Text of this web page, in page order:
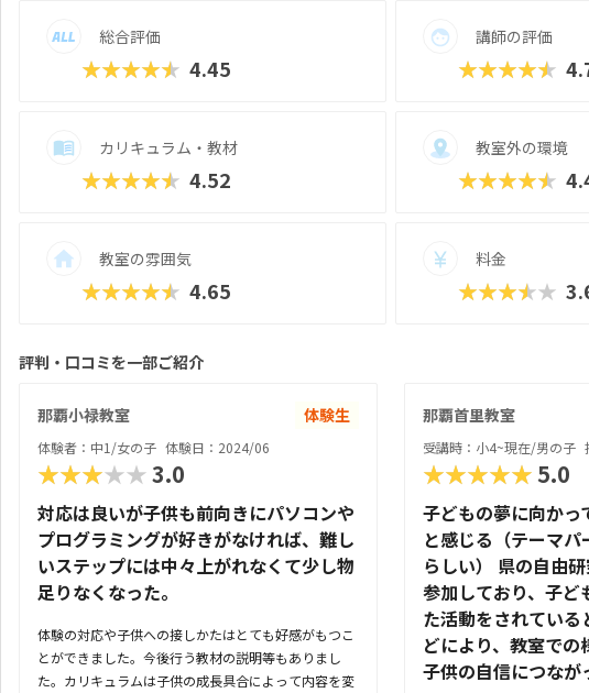
総合評価
★★★★★ 4.45
講師の評価
★★★★★
カリキュラム・教材
★★★★★ 4.52
教室外の環境
★★★★★
教室の雰囲気
★★★★★ 4.65
料金
★★★★★
評判・口コミを一部ご紹介
那覇小禄教室 体験生
体験者：中1/女の子 体験日：2024/06
★★★★★3.0
対応は良いが子供も前向きにパソコンや
プログラミングが好きがなければ、難し
いステップには中々上がれなくて少し物
足りなくなった。
体験の対応や子供への接しかたはとても好感がもつこ
とができました。今後行う教材の説明等もありまし
た。カリキュラムは子供の成長具合によって内容を変
那覇首里教室
受講時：小4~現在/男の子
★★★★★5.0
子どもの夢に向かっ
と感じる（テーマ
らしい） 県の自由
参加しており、子ど
た活動をされている
どにより、教室で
子供の自信につなが